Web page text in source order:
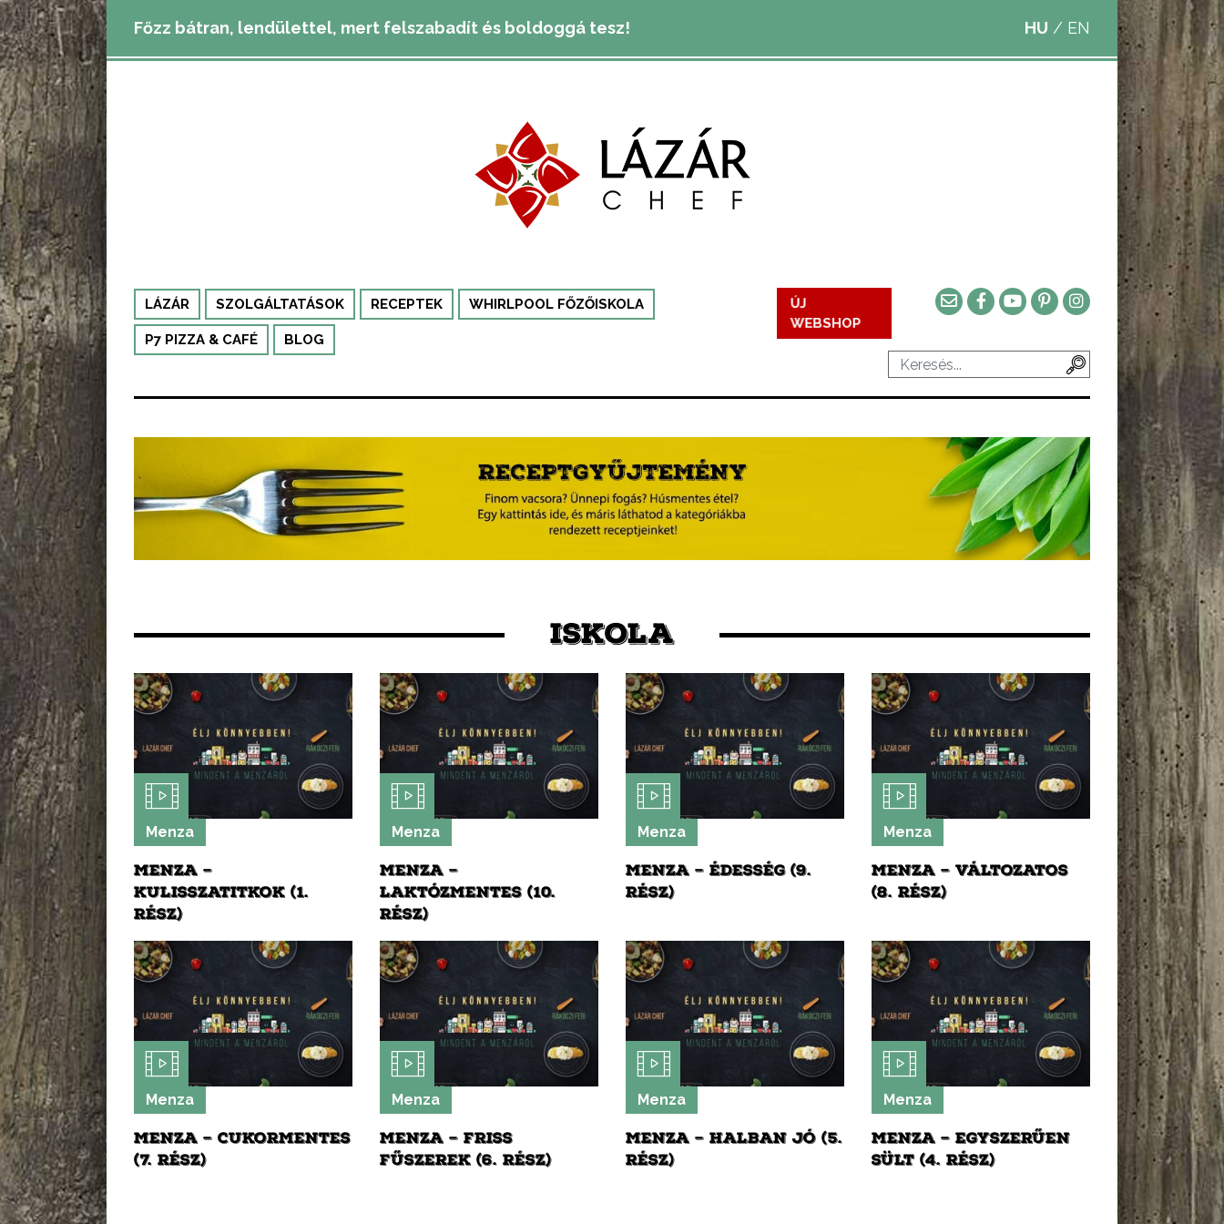
Főzz bátran, lendülettel, mert felszabadít és boldoggá tesz! HU / EN
LÁZÁR SZOLGÁLTATÁSOK RECEPTEK WHIRLPOOL FŐZŐISKOLA
P7 PIZZA & CAFÉ BLOG
ÚJ
WEBSHOP
ISKOLA
Menza
MENZA –
KULISSZATITKOK (1.
RÉSZ)
Menza
MENZA –
LAKTÓZMENTES (10.
RÉSZ)
Menza
MENZA – ÉDESSÉG (9.
RÉSZ)
Menza
MENZA – VÁLTOZATOS
(8. RÉSZ)
Menza
MENZA – CUKORMENTES
(7. RÉSZ)
Menza
MENZA – FRISS
FŰSZEREK (6. RÉSZ)
Menza
MENZA – HALBAN JÓ (5.
RÉSZ)
Menza
MENZA – EGYSZERŰEN
SÜLT (4. RÉSZ)